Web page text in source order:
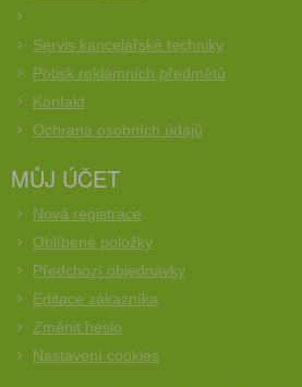
Servis kancelářské techniky
Potisk reklamních předmětů
Kontakt
Ochrana osobních údajů
MŮJ ÚČET
Nová registrace
Oblíbené položky
Předchozí objednávky
Editace zákazníka
Změnit heslo
Nastavení cookies